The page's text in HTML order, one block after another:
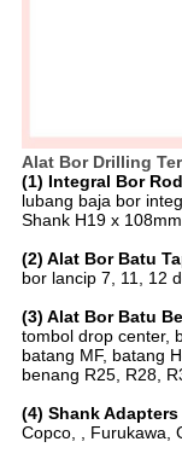
Alat Bor Drilling
(1) Integral Bor Rod
lubang baja bor
Shank H19 x
(2) Alat Bor Batu
bor lancip 7, 11, 12
(3) Alat Bor Batu
tombol drop center,
batang MF, batang
benang R25, R28,
(4) Shank
Copco, , Furukawa,